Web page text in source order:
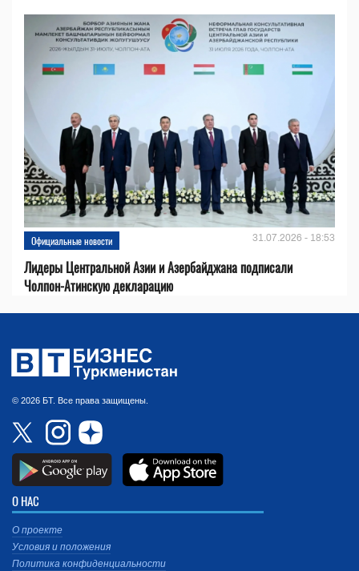
Официальные новости 31.07.2026 - 18:53
Лидеры Центральной Азии и Азербайджана подписали
Чолпон-Атинскую декларацию
© 2026 БТ. Все права защищены.
О НАС
О проекте
Условия и положения
Политика конфиденциальности